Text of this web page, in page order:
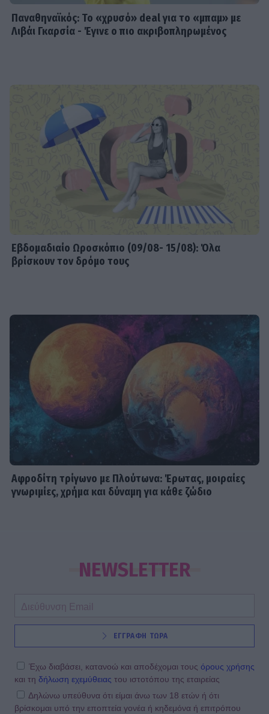
Παναθηναϊκός: Το «χρυσό» deal για το «μπαμ» με
Λιβάι Γκαρσία - Έγινε ο πιο ακριβοπληρωμένος
Εβδομαδιαίo Ωροσκόπιο (09/08- 15/08): Όλα
βρίσκουν τον δρόμο τους
Αφροδίτη τρίγωνο με Πλούτωνα: Έρωτας, μοιραίες
γνωριμίες, χρήμα και δύναμη για κάθε ζώδιο
NEWSLETTER
ΕΓΓΡΑΦΗ ΤΩΡΑ
Έχω διαβάσει, κατανοώ και αποδέχομαι τους όρους χρήσης
και τη δήλωση εχεμύθειας του ιστοτόπου της εταιρείας
Δηλώνω υπεύθυνα ότι είμαι άνω των 18 ετών ή ότι
βρίσκομαι υπό την εποπτεία γονέα ή κηδεμόνα ή επιτρόπου